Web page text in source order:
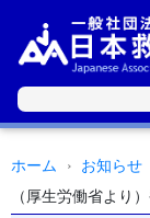
ホーム
お知らせ
（厚生労働省より